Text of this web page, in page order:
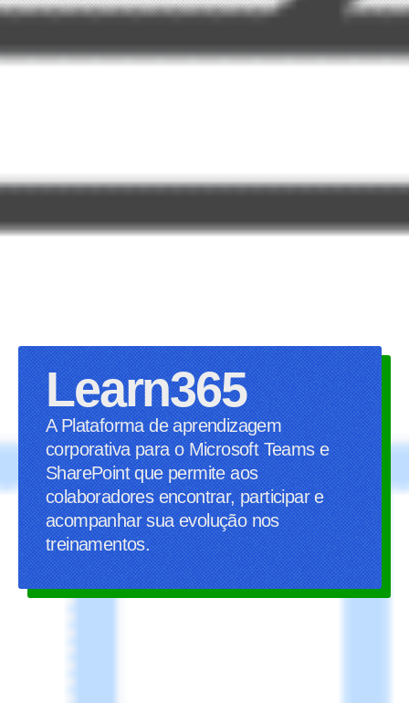
Learn365
A Plataforma de aprendizagem
corporativa para o Microsoft Teams e
SharePoint que permite aos
colaboradores encontrar, participar e
acompanhar sua evolução nos
treinamentos.